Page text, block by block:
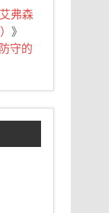
弗森
》
守的